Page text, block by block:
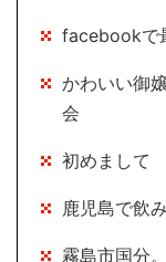
facebookで
かわいい御
会
初めまして
鹿児島で飲
霧島市国分